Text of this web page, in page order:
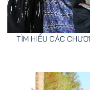
TÌM HIỂU CÁC